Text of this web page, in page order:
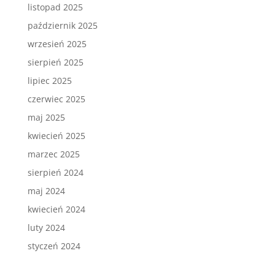
listopad 2025
październik 2025
wrzesień 2025
sierpień 2025
lipiec 2025
czerwiec 2025
maj 2025
kwiecień 2025
marzec 2025
sierpień 2024
maj 2024
kwiecień 2024
luty 2024
styczeń 2024